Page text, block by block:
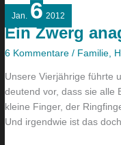
Jan. 6 2012
Ein Zwerg
6 Kommentare / Familie,
Unsere Vierjährige führte
deutend vor, dass sie alle
kleine Finger, der
Und irgendwie ist das
Ein
Zwerg
anagrammiert